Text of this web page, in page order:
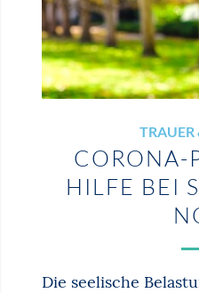
TRAUER
CORONA-
HILFE BEI
Die seelische